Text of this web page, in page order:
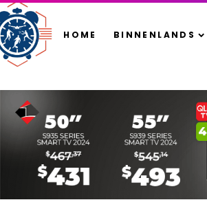
HOME BINNENLANDS